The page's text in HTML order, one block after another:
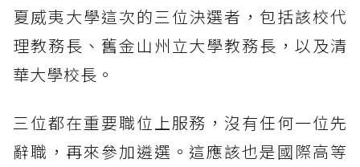
夏威夷大學這次的三位決選者，包括該校代
理教務長、舊金山州立大學教務長，以及清
華大學校長。
三位都在重要職位上服務，沒有任何一位先
辭職，再來參加遴選。這應該也是國際高等